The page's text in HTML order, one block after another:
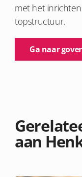
met het
topstructuur.
Ga naar
aan